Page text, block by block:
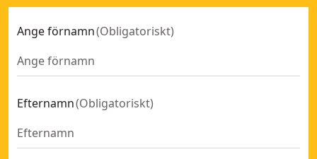
Ange förnamn(Obligatoriskt)
Efternamn(Obligatoriskt)